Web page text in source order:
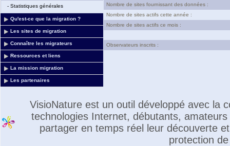
- Statistiques générales
Qu'est-ce que la migration ?
Les sites de migration
Connaître les migrateurs
Ressources et liens
La mission migration
Les partenaires
Nombre de sites fournissant des données :
Nombre de sites actifs cette année :
Nombre de sites actifs ce mois :
Observateurs inscrits :
VisioNature est un outil développé avec la
technologies Internet, débutants,
partager en temps réel leur découverte
protection